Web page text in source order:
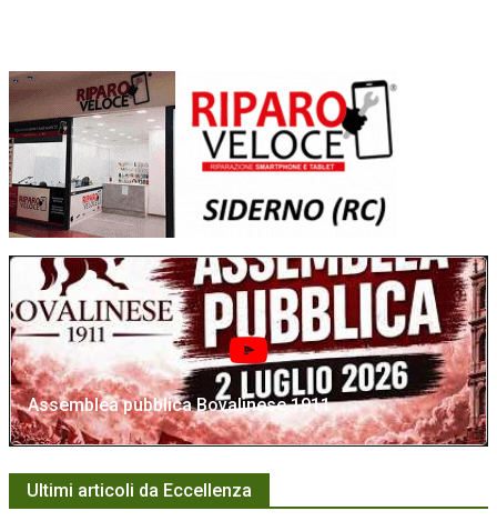
Assemblea pubblica Bovalinese 1911
Ultimi articoli da Eccellenza